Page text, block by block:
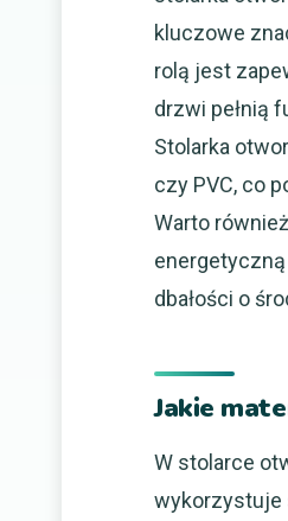
kluczowe
rolą jest
drzwi pełnią
Stolarka
czy PVC, co
Warto
dbałości o
Jakie
W stolarce
wykorzystuje